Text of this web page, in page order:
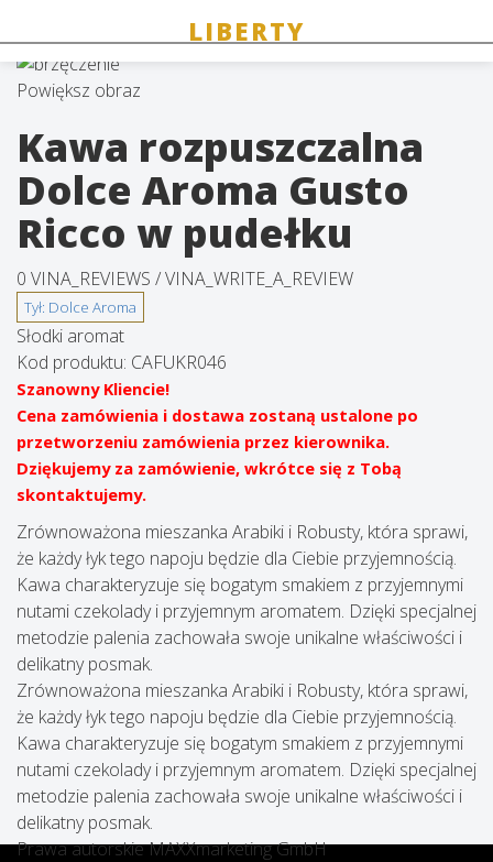
Powiększ obraz
Kawa rozpuszczalna
Dolce Aroma Gusto
Ricco w pudełku
0 VINA_REVIEWS /VINA_WRITE_A_REVIEW
Słodki aromat
Kod produktu: CAFUKR046
Szanowny Kliencie!
Cena zamówienia i dostawa zostaną ustalone po
przetworzeniu zamówienia przez kierownika.
Dziękujemy za zamówienie, wkrótce się z Tobą
skontaktujemy.
Zrównoważona mieszanka Arabiki i Robusty, która sprawi,
że każdy łyk tego napoju będzie dla Ciebie przyjemnością.
Kawa charakteryzuje się bogatym smakiem z przyjemnymi
nutami czekolady i przyjemnym aromatem. Dzięki specjalnej
metodzie palenia zachowała swoje unikalne właściwości i
delikatny posmak.
Zrównoważona mieszanka Arabiki i Robusty, która sprawi,
że każdy łyk tego napoju będzie dla Ciebie przyjemnością.
Kawa charakteryzuje się bogatym smakiem z przyjemnymi
nutami czekolady i przyjemnym aromatem. Dzięki specjalnej
metodzie palenia zachowała swoje unikalne właściwości i
delikatny posmak.
Prawa autorskie MAXXmarketing GmbH